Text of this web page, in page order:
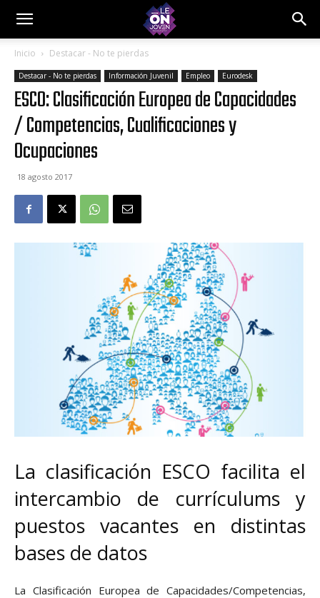
Inicio Destacar - No te pierdas
Destacar - No te pierdas Información Juvenil Empleo Eurodesk
ESCO: Clasificación Europea de Capacidades
/ Competencias, Cualificaciones y
Ocupaciones
18 agosto 2017
La clasificación ESCO facilita el
intercambio de currículums y
puestos vacantes en distintas
bases de datos
La Clasificación Europea de Capacidades/Competencias,